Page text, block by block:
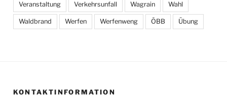
Veranstaltung Verkehrsunfall Wagrain Wahl
Waldbrand Werfen Werfenweng ÖBB Übung
KONTAKTINFORMATION